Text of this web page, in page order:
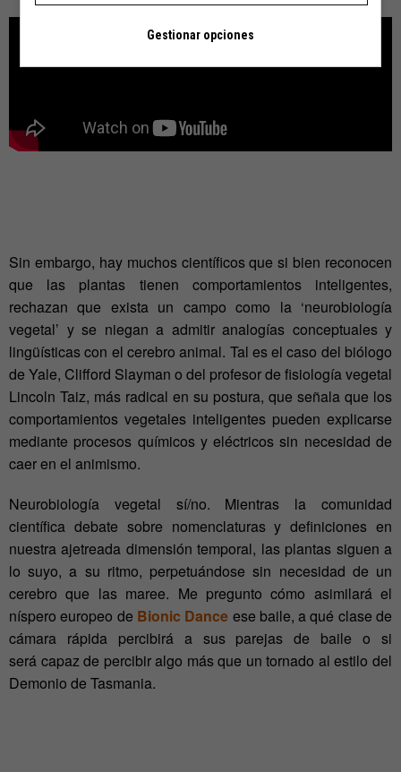
Sin embargo, hay muchos científicos que si bien reconocen
que las plantas tienen comportamientos inteligentes,
rechazan que exista un campo como la ‘neurobiología
vegetal’ y se niegan a admitir analogías conceptuales y
lingüísticas con el cerebro animal. Tal es el caso del biólogo
de Yale, Clifford Slayman o del profesor de fisiología vegetal
Lincoln Taiz, más radical en su postura, que señala que los
comportamientos vegetales inteligentes pueden explicarse
mediante procesos químicos y eléctricos sin necesidad de
caer en el animismo.
Neurobiología vegetal sí/no. Mientras la comunidad
científica debate sobre nomenclaturas y definiciones en
nuestra ajetreada dimensión temporal, las plantas siguen a
lo suyo, a su ritmo, perpetuándose sin necesidad de un
cerebro que las maree. Me pregunto cómo asimilará el
níspero europeo de Bionic Dance ese baile, a qué clase de
cámara rápida percibirá a sus parejas de baile o si
será capaz de percibir algo más que un tornado al estilo del
Demonio de Tasmania.
Gestionar opciones